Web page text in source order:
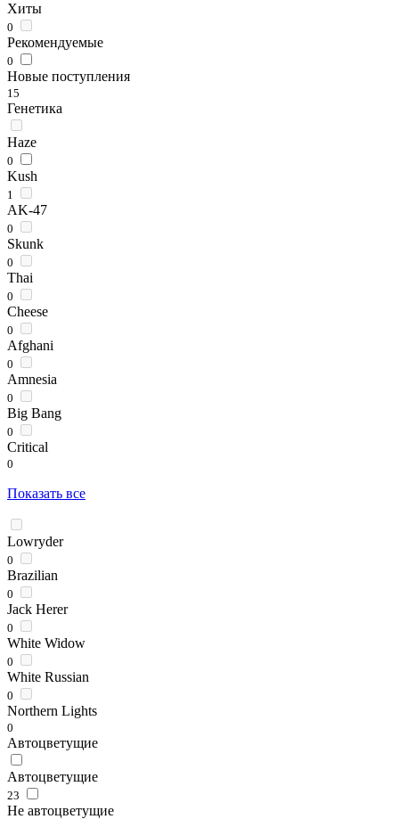
Хиты
0
Рекомендуемые
0
Новые поступления
15
Генетика
Haze
0
Kush
1
AK-47
0
Skunk
0
Thai
0
Cheese
0
Afghani
0
Amnesia
0
Big Bang
0
Critical
0
Показать все
Lowryder
0
Brazilian
0
Jack Herer
0
White Widow
0
White Russian
0
Northern Lights
0
Автоцветущие
Автоцветущие
23
Не автоцветущие